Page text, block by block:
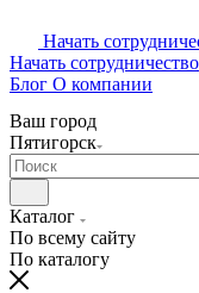
Начать
Начать сотрудничество
Блог О компании
Ваш город
Пятигорск
Каталог
По всему сайту
По каталогу